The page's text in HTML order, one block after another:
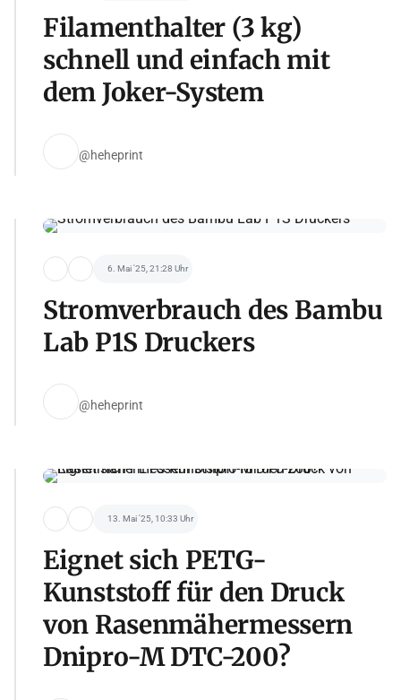
Filamenthalter (3 kg)
schnell und einfach mit
dem Joker-System
@heheprint
6. Mai '25, 21:28 Uhr
Stromverbrauch des Bambu
Lab P1S Druckers
@heheprint
13. Mai '25, 10:33 Uhr
Eignet sich PETG-
Kunststoff für den Druck
von Rasenmähermessern
Dnipro-M DTC-200?